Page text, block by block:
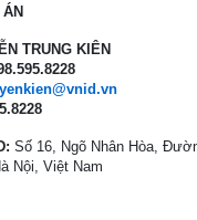
TRUNG KIÊN
Số 16, Ngõ Nhân Hòa,
Nội, Việt Nam